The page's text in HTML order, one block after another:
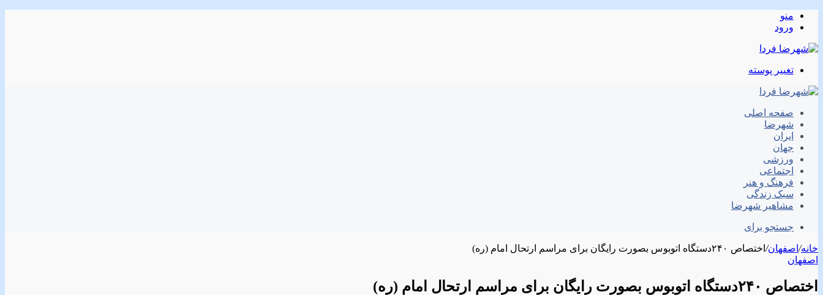
منو
ورود
تغییر پوسته
صفحه اصلی
شهرضا
ایران
جهان
ورزشی
اجتماعی
فرهنگ و هنر
سبک زندگی
مشاهیر شهرضا
جستجو برای
خانه/ اصفهان/ اختصاص ۲۴۰دستگاه اتوبوس بصورت رایگان برای مراسم ارتحال امام (ره)
اصفهان
اختصاص ۲۴۰دستگاه اتوبوس بصورت رایگان برای مراسم ارتحال امام (ره)